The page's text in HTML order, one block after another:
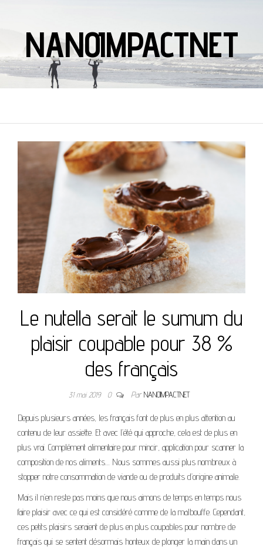
NANOIMPACTNET
Le nutella serait le sumum du
plaisir coupable pour 38 %
des français
31 mai 2019 0 ParNANOIMPACTNET
Depuis plusieurs années, les français font de plus en plus attention au
contenu de leur assiette. Et avec l’été qui approche, cela est de plus en
plus vrai. Complément alimentaire pour mincir, application pour scanner la
composition de nos aliments… Nous sommes aussi plus nombreux à
stopper notre consommation de viande ou de produits d’origine animale.
Mais il n’en reste pas moins que nous aimons de temps en temps nous
faire plaisir avec ce qui est considéré comme de la malbouffe. Cependant,
ces petits plaisirs seraient de plus en plus coupables pour nombre de
français qui se sentent désormais honteux de plonger la main dans un